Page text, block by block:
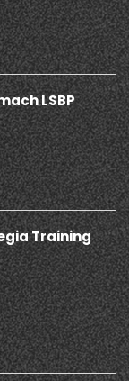
LSBP
Training